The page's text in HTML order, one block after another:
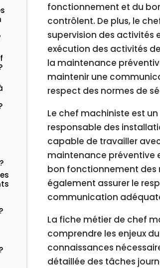
fonctionnement et du
contrôlent. De plus, le
supervision des activités
exécution des activités
la maintenance
maintenir une
respect des normes de
Le chef machiniste est
responsable des
capable de travailler
maintenance préventive
bon fonctionnement des
également assurer le
communication
La fiche métier de chef
comprendre les enjeux
connaissances
détaillée des tâches